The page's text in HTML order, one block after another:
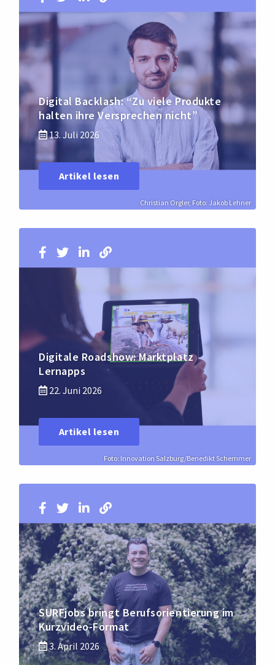
Christian Orgler, Foto: Jakob Lehner
Digital Backlash: “Zu viele Produkte
halten ihre Versprechen nicht”
13. Juli 2026
Artikel lesen
Foto: Innovation Salzburg/Benedikt Schemmer
Digitale Roadshow: Marktplatz
Lernapps
22. Juni 2026
Artikel lesen
SURFjobs bringt Berufsorientierung im
Kurzvideo-Format
3. April 2026